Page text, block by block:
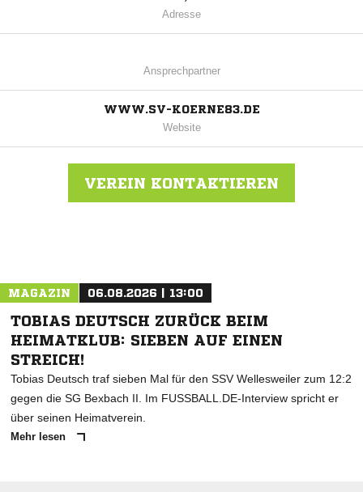
Adresse
Ansprechpartner
WWW.SV-KOERNE83.DE
Website
VEREIN KONTAKTIEREN
MAGAZIN 06.08.2026 | 13:00
TOBIAS DEUTSCH ZURÜCK BEIM
HEIMATKLUB: SIEBEN AUF EINEN
STREICH!
Tobias Deutsch traf sieben Mal für den SSV Wellesweiler zum 12:2
gegen die SG Bexbach II. Im FUSSBALL.DE-Interview spricht er
über seinen Heimatverein.
Mehr lesen